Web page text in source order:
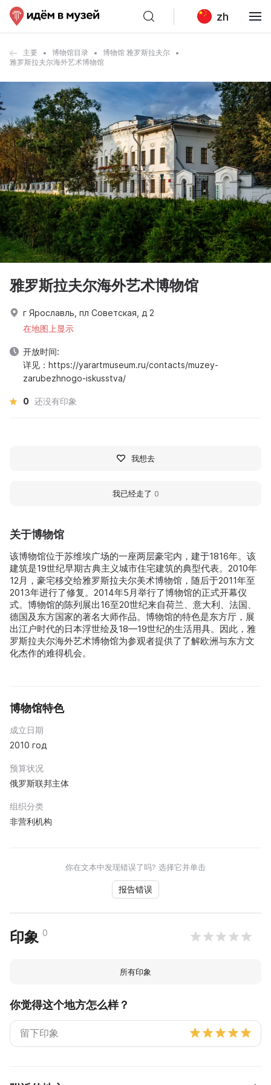
zh
主要 博物馆目录
博物馆 雅罗斯拉夫尔
雅罗斯拉夫尔海外艺术博物馆
关于博物馆
该博物馆位于苏维埃广场的一座两层豪宅内，建于1816年。该
建筑是19世纪早期古典主义城市住宅建筑的典型代表。2010年
12月，豪宅移交给雅罗斯拉夫尔美术博物馆，随后于2011年至
2013年进行了修复。2014年5月举行了博物馆的正式开幕仪
式。博物馆的陈列展出16至20世纪来自荷兰、意大利、法国、
德国及东方国家的著名大师作品。博物馆的特色是东方厅，展
出江户时代的日本浮世绘及18—19世纪的生活用具。因此，雅
罗斯拉夫尔海外艺术博物馆为参观者提供了了解欧洲与东方文
化杰作的难得机会。
博物馆特色
成立日期
2010 год
预算状况
俄罗斯联邦主体
组织分类
非营利机构
你在文本中发现错误了吗? 选择它并单击
报告错误
印象 0
所有印象
你觉得这个地方怎么样？
雅罗斯拉夫尔海外艺术博物馆
г Ярославль, пл Советская, д 2
在地图上显示
开放时间:
详见：https://yarartmuseum.ru/contacts/muzey-
zarubezhnogo-iskusstva/
0 还没有印象
我想去
我已经走了 0